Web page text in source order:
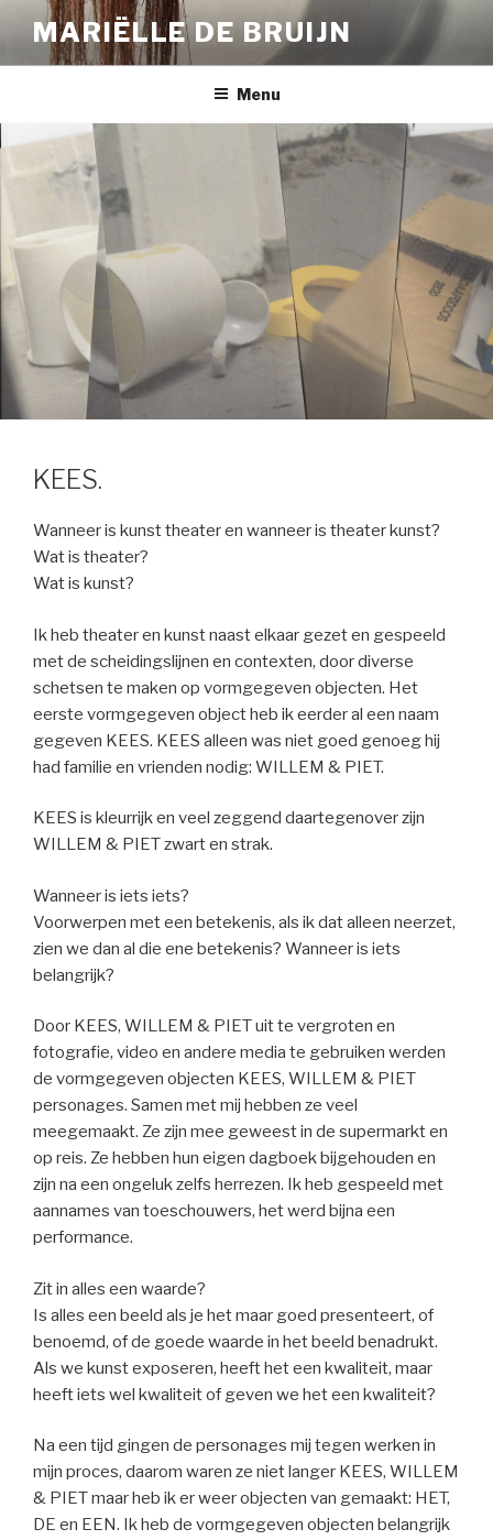
inhoud
MARIËLLE DE BRUIJN
Menu
KEES.
Wanneer is kunst theater en wanneer is theater kunst?
Wat is theater?
Wat is kunst?
Ik heb theater en kunst naast elkaar gezet en gespeeld
met de scheidingslijnen en contexten, door diverse
schetsen te maken op vormgegeven objecten. Het
eerste vormgegeven object heb ik eerder al een naam
gegeven KEES. KEES alleen was niet goed genoeg hij
had familie en vrienden nodig: WILLEM & PIET.
KEES is kleurrijk en veel zeggend daartegenover zijn
WILLEM & PIET zwart en strak.
Wanneer is iets iets?
Voorwerpen met een betekenis, als ik dat alleen neerzet,
zien we dan al die ene betekenis? Wanneer is iets
belangrijk?
Door KEES, WILLEM & PIET uit te vergroten en
fotografie, video en andere media te gebruiken werden
de vormgegeven objecten KEES, WILLEM & PIET
personages. Samen met mij hebben ze veel
meegemaakt. Ze zijn mee geweest in de supermarkt en
op reis. Ze hebben hun eigen dagboek bijgehouden en
zijn na een ongeluk zelfs herrezen. Ik heb gespeeld met
aannames van toeschouwers, het werd bijna een
performance.
Zit in alles een waarde?
Is alles een beeld als je het maar goed presenteert, of
benoemd, of de goede waarde in het beeld benadrukt.
Als we kunst exposeren, heeft het een kwaliteit, maar
heeft iets wel kwaliteit of geven we het een kwaliteit?
Na een tijd gingen de personages mij tegen werken in
mijn proces, daarom waren ze niet langer KEES, WILLEM
& PIET maar heb ik er weer objecten van gemaakt: HET,
DE en EEN. Ik heb de vormgegeven objecten belangrijk